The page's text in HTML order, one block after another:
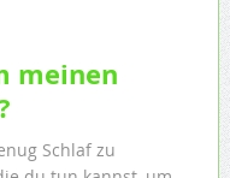
meinen
Schlaf zu